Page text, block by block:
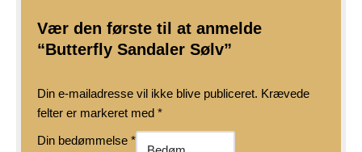
Vær den første til at anmelde
“Butterfly Sandaler Sølv”
Din e-mailadresse vil ikke blive publiceret. Krævede
felter er markeret med *
Din bedømmelse *